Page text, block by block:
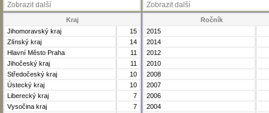
Zobrazit další Zobrazit další
Kraj
Jihomoravský kraj
15
Zlínský kraj
14
Hlavní Město Praha
11
Jihočeský kraj
11
Středočeský kraj
10
Ústecký kraj
10
Liberecký kraj
7
Vysočina kraj
7
Ročník
2015
2014
2012
2010
2008
2007
2006
2004